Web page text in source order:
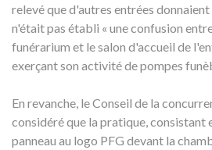
relevé que d'autres entrées donnaient
n'était pas établi « une confusion
funérarium et le salon d'accueil de
exerçant son activité de pompes
En revanche, le Conseil de la
considéré que la pratique, consistant
panneau au logo PFG devant la